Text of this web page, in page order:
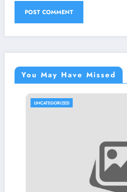
You May Have Missed
UNCATEGORIZED